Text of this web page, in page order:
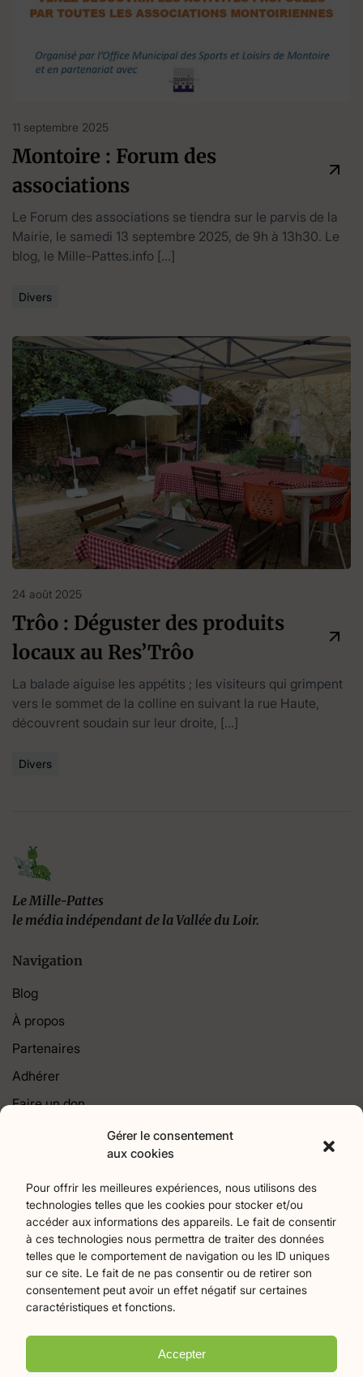
Gérer le consentement
aux cookies
Pour offrir les meilleures expériences, nous utilisons des
technologies telles que les cookies pour stocker et/ou
accéder aux informations des appareils. Le fait de consentir
à ces technologies nous permettra de traiter des données
telles que le comportement de navigation ou les ID uniques
sur ce site. Le fait de ne pas consentir ou de retirer son
consentement peut avoir un effet négatif sur certaines
caractéristiques et fonctions.
Accepter
11 septembre 2025
Montoire : Forum des
associations
Le Forum des associations se tiendra sur le parvis de la
Mairie, le samedi 13 septembre 2025, de 9h à 13h30. Le
blog, le Mille-Pattes.info […]
Divers
24 août 2025
Trôo : Déguster des produits
locaux au Res’Trôo
La balade aiguise les appétits ; les visiteurs qui grimpent
vers le sommet de la colline en suivant la rue Haute,
découvrent soudain sur leur droite, […]
Divers
Le Mille-Pattes
le média indépendant de la Vallée du Loir.
Navigation
Blog
À propos
Partenaires
Adhérer
Faire un don
Agriculture17 Art et culture256 Associations22
Bien-Etre 2 chronique7 Collectivités territoriales79
Commerces Divers Économie et emploi 61
Éducation94 Évènements371 Histoire et patrimoine174
La parole à nos lecteurs1 Nature et écologie75 Santé
sport27 Tourisme 19